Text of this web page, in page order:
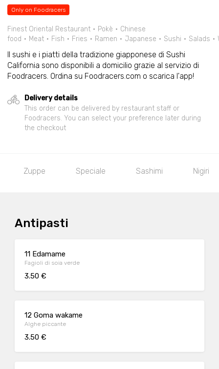
Only on Foodracers
Finest Oriental Restaurant Pokè
Chinese
food
Meat Fish Fries Ramen Japanese Sushi Salads
Il sushi e i piatti della tradizione giapponese di Sushi
California sono disponibili a domicilio grazie al servizio di
Foodracers. Ordina su Foodracers.com o scarica l'app!
Delivery details
This order can be delivered by restaurant staff or
Foodracers. You can select your preference later during
the checkout
Sashimi Nigiri Hosomaki Oshi
Antipasti
11 Edamame
Fagioli di soia verde
3.50 €
12 Goma wakame
Alghe piccante
3.50 €